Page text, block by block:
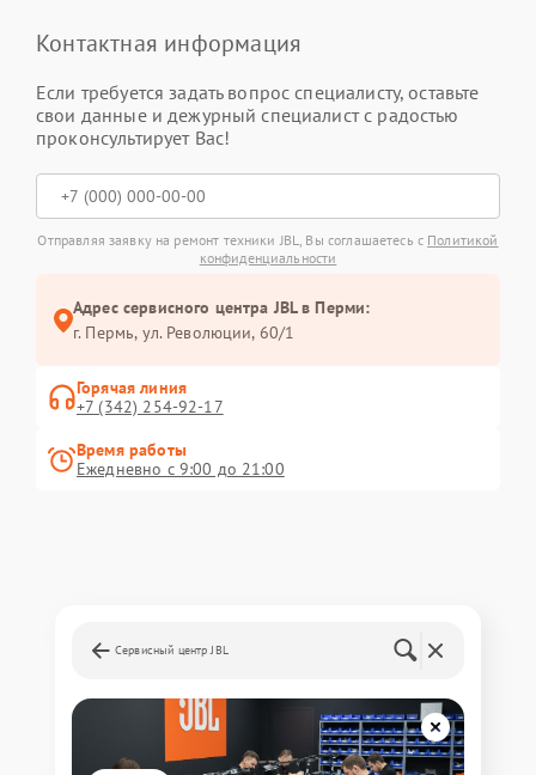
Контактная информация
Если требуется задать вопрос специалисту, оставьте
свои данные и дежурный специалист с радостью
проконсультирует Вас!
Отправляя заявку на ремонт техники JBL, Вы соглашаетесь с Политикой
конфиденциальности
Адрес сервисного центра JBL в Перми:
г. Пермь, ул. ​Революции, 60/1
Горячая линия
+7 (342) 254-92-17
Время работы
Ежедневно с 9:00 до 21:00
Сервисный центр JBL